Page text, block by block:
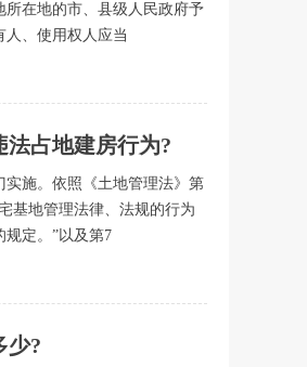
在地的市、县级人民政府予
人、使用权人应当
占地建房行为?
施。依照《土地管理法》第
基地管理法律、法规的行为
定。”以及第7
少?